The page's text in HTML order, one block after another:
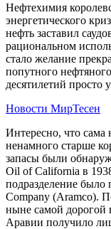
Нефтехимия
энергетического
нефть заставил
рациональном
стало желание
попутного
десятилетий просто
Новости МирТесен
Интересно, что
ненамного старше
запасы были
Oil of California в
подразделение было
Company (Aramco).
ныне самой дорогой
Аравии получило